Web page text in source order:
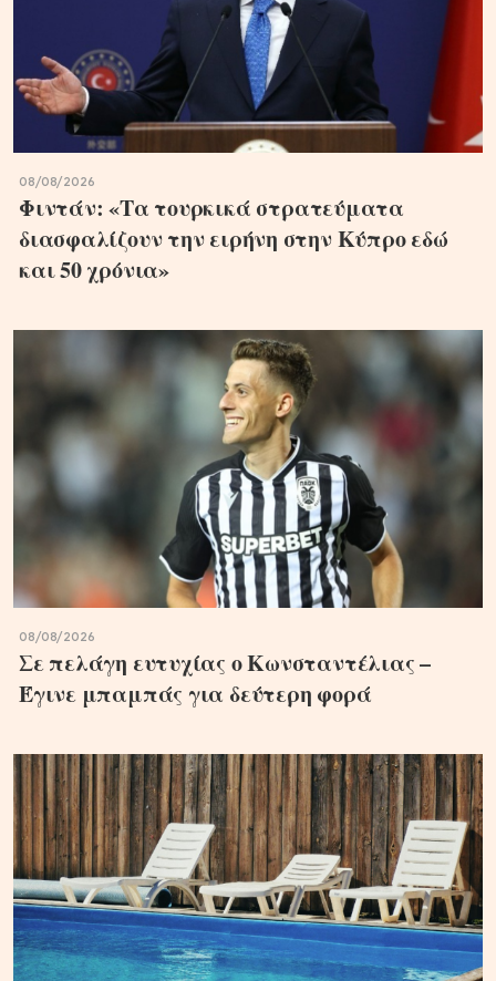
08/08/2026
Φιντάν: «Τα τουρκικά στρατεύματα
διασφαλίζουν την ειρήνη στην Κύπρο εδώ
και 50 χρόνια»
08/08/2026
Σε πελάγη ευτυχίας ο Κωνσταντέλιας –
Έγινε μπαμπάς για δεύτερη φορά